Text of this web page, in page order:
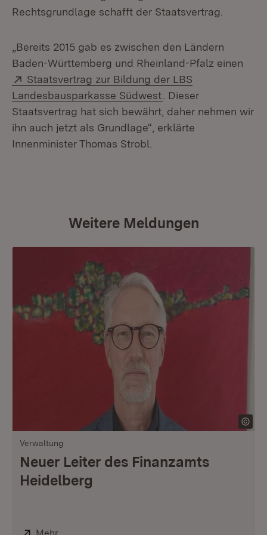
Rechtsgrundlage schafft der Staatsvertrag.
„Bereits 2015 gab es zwischen den Ländern
Baden-Württemberg und Rheinland-Pfalz einen
Extern:
Staatsvertrag zur Bildung der LBS
Landesbausparkasse Südwest (Öffnet in neuem
. Dieser
Staatsvertrag hat sich bewährt, daher nehmen wir
ihn auch jetzt als Grundlage“, erklärte
Innenminister Thomas Strobl.
Weitere Meldungen
Verwaltung
Neuer Leiter des Finanzamts
Heidelberg